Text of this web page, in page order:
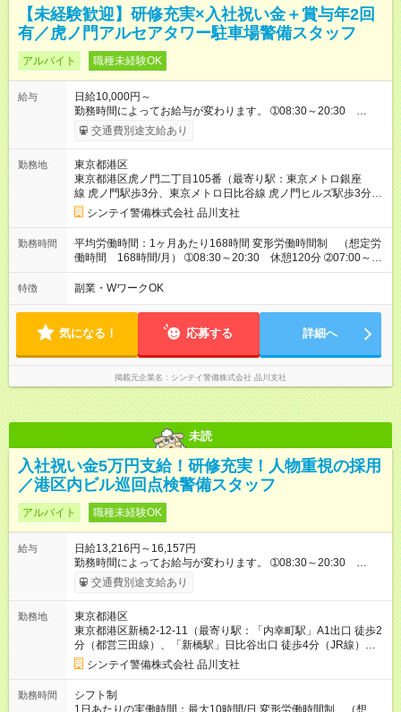
【未経験歓迎】研修充実×入社祝い金＋賞与年2回
有／虎ノ門アルセアタワー駐車場警備スタッフ
アルバイト 職種未経験OK
給与
日給10,000円～
勤務時間によってお給与が変わります。 ➀08:30～20:30
13,125円～ ➁07:00～19:00 13,125円～ ➂07:00～16:00
10,000円～ ➃10:30～19:30 10,000円～ ➄19:30～翌07:30
認定 500円/日 上級救命講習修了 250円/日
防災センター要員 250円/日 等 【試用期間】試用期間なし
交通費別途支給あり
勤務地
東京都港区
東京都港区虎ノ門二丁目105番（最寄り駅：東京メトロ銀座
線 虎ノ門駅歩3分、東京メトロ日比谷線 虎ノ門ヒルズ駅歩3分、
東京メトロ南北線 溜池山王駅歩5分）
シンテイ警備株式会社 品川支社
勤務時間
平均労働時間：1ヶ月あたり168時間 変形労働時間制 （想定労
働時間 168時間/月） ➀08:30～20:30 休憩120分 ➁07:00～
19:00 休憩120分 ➂07:00～16:00 休憩60分 ➃10:30～
19:30 休憩60分 ➄19:30～翌07:30 休憩120分 平均労働時
168時間/月） ➀08:30～20:30 休憩120分 ➁07:00～19:00 休
憩120分 ➂07:00～16:00 休憩60分 ➃10:30～19:30 休憩60分
➄19:30～翌07:30 休憩120分
特徴 副業・WワークOK
気になる！ 応募する 詳細へ
掲載元企業名 シンテイ警備株式会社 品川支社
未読
入社祝い金5万円支給！研修充実！人物重視の採用
／港区内ビル巡回点検警備スタッフ
アルバイト 職種未経験OK
給与
日給13,216円～16,157円
勤務時間によってお給与が変わります。 ➀08:30～20:30
13,216円～ ➁20:30～08:30 14,688円～ ※他時間帯のお仕事も
ございます。 ※別途資格手当がございます。 例：自衛消防技
級救命講習修了 250円/日 など 【試用期間】試用期間あり 試
用期間の長さ：2週間 雇用形態、給与は本採用時と同じです。
交通費別途支給あり
勤務地
東京都港区
東京都港区新橋2-12-11（最寄り駅：「内幸町駅」A1出口 徒歩2
分（都営三田線）、「新橋駅」日比谷出口 徒歩4分（JR線）、8
番出口 徒歩5分（東京メトロ銀座線・都営浅草線））
シンテイ警備株式会社 品川支社
勤務時間
シフト制
1日あたりの実働時間：最大10時間/日 変形労働時間制 （想定